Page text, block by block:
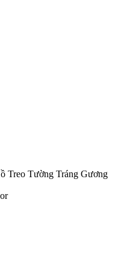
Treo Tường Tráng Gương